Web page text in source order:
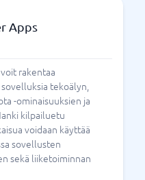
Apps
rakentaa
tekoälyn,
-ominaisuuksien ja
kilpailuetu
voidaan käyttää
sovellusten
sekä liiketoiminnan